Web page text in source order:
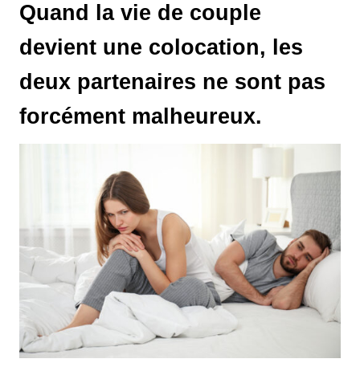
Quand la vie de couple
devient une colocation, les
deux partenaires ne sont pas
forcément malheureux.